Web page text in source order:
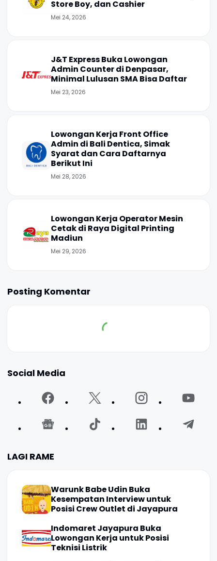
Store Boy, dan Cashier
Mei 24, 2026
J&T Express Buka Lowongan
Admin Counter di Denpasar,
Minimal Lulusan SMA Bisa Daftar
Mei 23, 2026
Lowongan Kerja Front Office
Admin di Bali Dentica, Simak
Syarat dan Cara Daftarnya
Berikut Ini
Mei 28, 2026
Lowongan Kerja Operator Mesin
Cetak di Raya Digital Printing
Madiun
Mei 29, 2026
Posting Komentar
Social Media
LAGI RAME
Warunk Babe Udin Buka
Kesempatan Interview untuk
Posisi Crew Outlet di Jayapura
Indomaret Jayapura Buka
Lowongan Kerja untuk Posisi
Teknisi Listrik